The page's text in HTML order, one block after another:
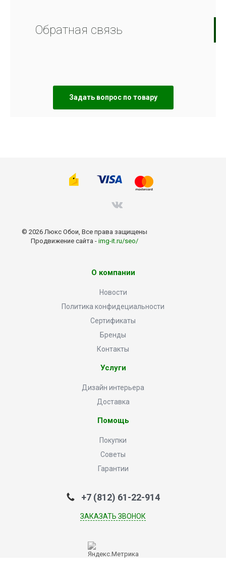
Обратная связь
Задать вопрос по товару
© 2026 Люкс Обои, Все права защищены
Продвижение сайта - img-it.ru/seo/
О компании
Новости
Политика конфидециальности
Сертификаты
Бренды
Контакты
Услуги
Дизайн интерьера
Доставка
Помощь
Покупки
Советы
Гарантии
+7 (812) 61-22-914
ЗАКАЗАТЬ ЗВОНОК